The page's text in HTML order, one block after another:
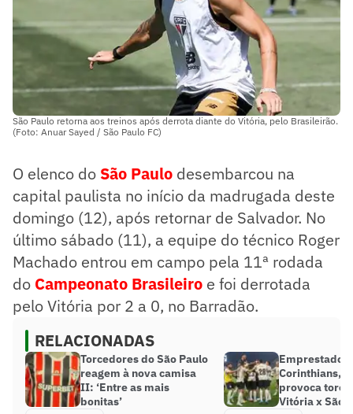
São Paulo retorna aos treinos após derrota diante do Vitória, pelo Brasileirão.
(Foto: Anuar Sayed / São Paulo FC)
O elenco do São Paulo desembarcou na
capital paulista no início da madrugada deste
domingo (12), após retornar de Salvador. No
último sábado (11), a equipe do técnico Roger
Machado entrou em campo pela 11ª rodada
do Campeonato Brasileiro e foi derrotada
pelo Vitória por 2 a 0, no Barradão.
RELACIONADAS
Torcedores do São Paulo
reagem à nova camisa
II: ‘Entre as mais
bonitas’
Emprestado
Corinthians,
provoca
Vitória x São